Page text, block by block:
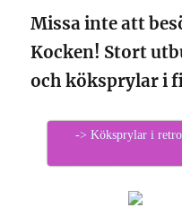
Missa inte att
Kocken! Stort
och köksprylar i
-> Köksprylar i